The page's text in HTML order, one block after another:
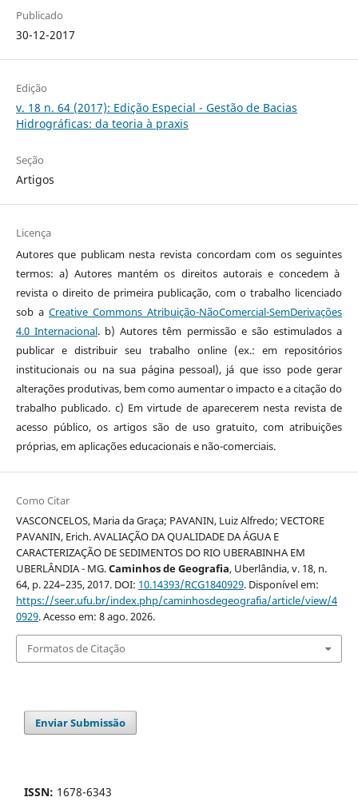
Publicado
30-12-2017
Edição
v. 18 n. 64 (2017): Edição Especial - Gestão de Bacias
Hidrográficas: da teoria à praxis
Seção
Artigos
Licença
Autores que publicam nesta revista concordam com os seguintes
termos: a) Autores mantém os direitos autorais e concedem à
revista o direito de primeira publicação, com o trabalho licenciado
sob a Creative Commons Atribuição-NãoComercial-SemDerivações
4.0 Internacional. b) Autores têm permissão e são estimulados a
publicar e distribuir seu trabalho online (ex.: em repositórios
institucionais ou na sua página pessoal), já que isso pode gerar
alterações produtivas, bem como aumentar o impacto e a citação do
trabalho publicado. c) Em virtude de aparecerem nesta revista de
acesso público, os artigos são de uso gratuito, com atribuições
próprias, em aplicações educacionais e não-comerciais.
Como Citar
VASCONCELOS, Maria da Graça; PAVANIN, Luiz Alfredo; VECTORE
PAVANIN, Erich. AVALIAÇÃO DA QUALIDADE DA ÁGUA E
CARACTERIZAÇÃO DE SEDIMENTOS DO RIO UBERABINHA EM
UBERLÂNDIA - MG.Caminhos de Geografia, Uberlândia, v. 18, n.
64, p. 224–235, 2017. DOI: 10.14393/RCG1840929. Disponível em:
https://seer.ufu.br/index.php/caminhosdegeografia/article/view/4
0929. Acesso em: 8 ago. 2026.
Formatos de Citação
Enviar Submissão
ISSN: 1678-6343